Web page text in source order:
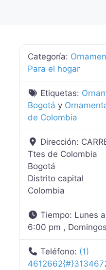
Categoría:
Para el hogar
Etiquetas:
Bogotá y
de Colombia
Dirección:
Ttes de Colombia
Bogotá
Distrito capital
Colombia
Tiempo: Lunes
6:00 pm ,
Teléfono: (1)